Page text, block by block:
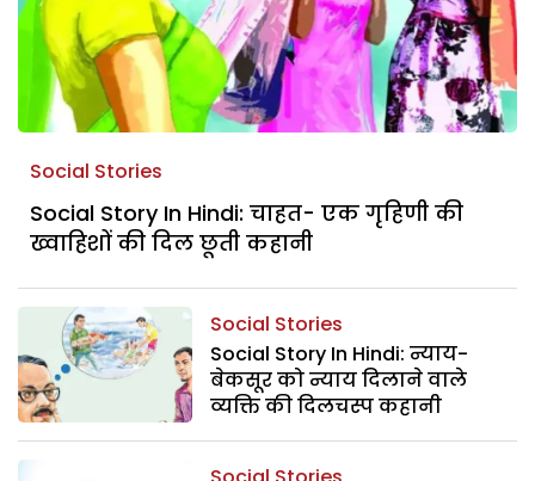
Social Stories
Social Story In Hindi: चाहत- एक गृहिणी की
ख्वाहिशों की दिल छूती कहानी
Social Stories
Social Story In Hindi: न्याय-
बेकसूर को न्याय दिलाने वाले
व्यक्ति की दिलचस्प कहानी